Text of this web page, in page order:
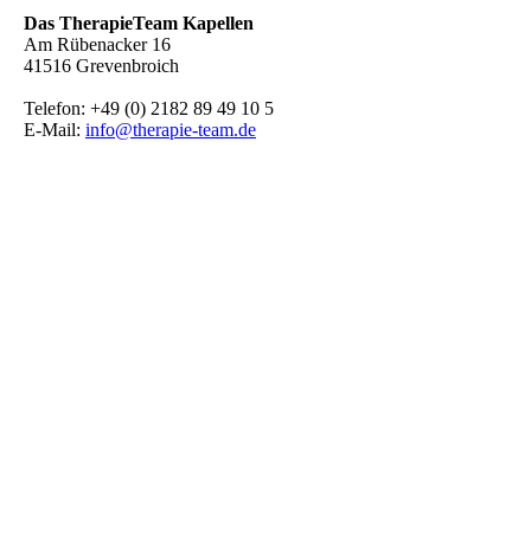
Das TherapieTeam Kapellen
Am Rübenacker 16
41516 Grevenbroich
Telefon: +49 (0) 2182 89 49 10 5
E-Mail: info@therapie-team.de